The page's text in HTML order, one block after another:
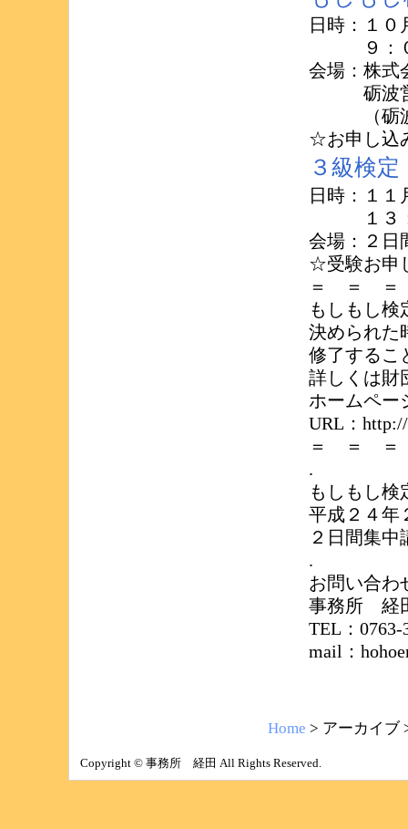
日時：１０
９：０
会場：株式
砺波営
（砺波
☆お申し込
３級検定
日時：１１
１３：
会場：２日
☆受験お申
＝ ＝
もしもし検
決められた
修了するこ
詳しくは財
ホームペー
URL：
＝ ＝
.
もしもし
平成２４年
２日間集
.
お問い合わ
事務所 経
TEL：0763-
mail：
Home > アーカイブ
Copyright © 事務所 経田 All Rights Reserved.